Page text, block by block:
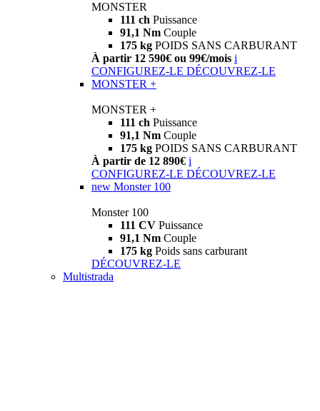
MONSTER
111 ch Puissance
91,1 Nm Couple
175 kg POIDS SANS CARBURANT
À partir 12 590€ ou 99€/mois i
CONFIGUREZ-LE DÉCOUVREZ-LE
MONSTER +
MONSTER +
111 ch Puissance
91,1 Nm Couple
175 kg POIDS SANS CARBURANT
À partir de 12 890€ i
CONFIGUREZ-LE DÉCOUVREZ-LE
new Monster 100
Monster 100
111 CV Puissance
91,1 Nm Couple
175 kg Poids sans carburant
DÉCOUVREZ-LE
Multistrada